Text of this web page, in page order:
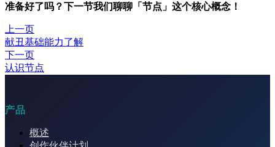
准备好了吗？下一节我们聊聊「节点」这个核心概念！
上一页
献丑基础能力了解
下一页
认识节点
产品
概述